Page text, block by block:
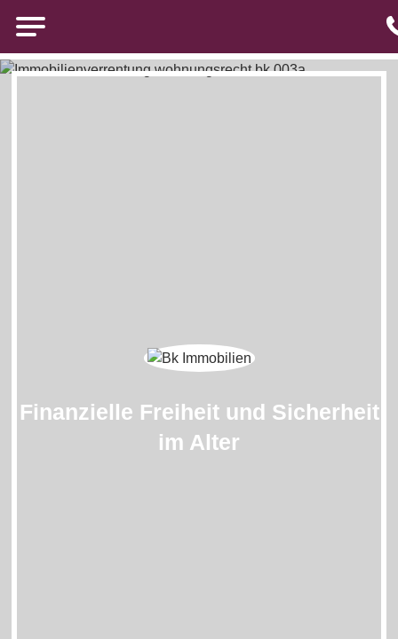
Brigitte Kürten Immobilien
Finanzielle Freiheit und Sicherheit
im Alter